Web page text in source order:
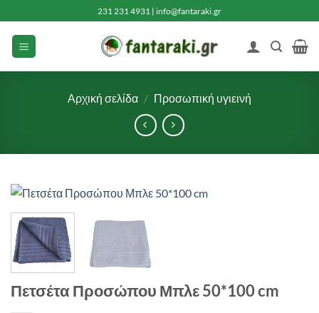
στο
περιεχόμενο
231 231 4931 | info@fantaraki.gr
Αρχική σελίδα / Προσωπική υγιεινή
Πετσέτα Προσώπου Μπλε 50*100 cm